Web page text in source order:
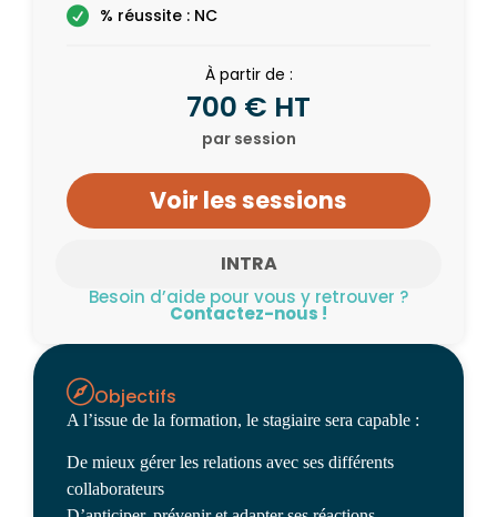
Objectifs
A l’issue de la formation, le stagiaire sera capable :
De mieux gérer les relations avec ses différents
collaborateurs
INTRA
% réussite : NC
À partir de :
700 € HT
par session
Voir les sessions
Besoin d’aide pour vous y retrouver ?
Contactez-nous !